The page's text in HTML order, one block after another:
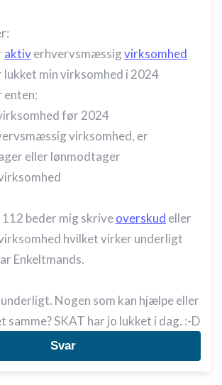
aktiverhvervsmæssigvirksomhed
lukket min virksomhed i 2024
enten:
før 2024
virksomhed, er
eller lønmodtager
beder mig skriveoverskud eller
hvilket virker underligt
Enkeltmands.
Nogen som kan hjælpe eller
samme? SKAT har jo lukket i dag. :-D
Svar